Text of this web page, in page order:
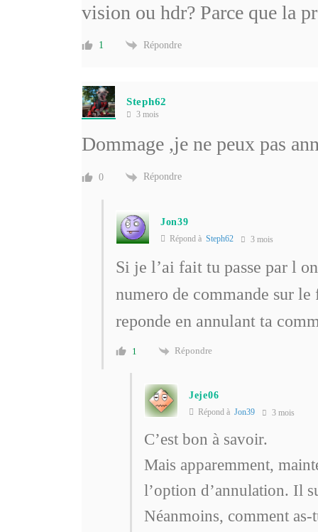
vision ou hdr? Parce que la
1 Répondre
Steph62
3 mois
Dommage ,je ne peux pas
0 Répondre
Jon39
Répond à Steph62 3 mois
Si je l’ai fait tu passe par l
numero de commande sur
reponde en annulant ta
1 Répondre
Jeje06
Répond à Jon39 3 mois
C’est bon à savoir.
Mais apparemment,
l’option d’annulation. Il
Néanmoins, comment